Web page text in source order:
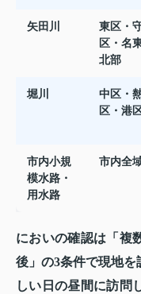
矢田川
東区・
区・名
北部
堀川
中区・
区・港
市内小規
模水路・
用水路
市内全
においの確認は「複
後」の3条件で現地
しい日の昼間に訪問